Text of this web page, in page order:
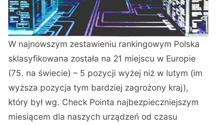
W najnowszym zestawieniu rankingowym Polska
sklasyfikowana została na 21 miejscu w Europie
(75. na świecie) – 5 pozycji wyżej niż w lutym (im
wyższa pozycja tym bardziej zagrożony kraj),
który był wg. Check Pointa najbezpieczniejszym
miesiącem dla naszych urządzeń od czasu